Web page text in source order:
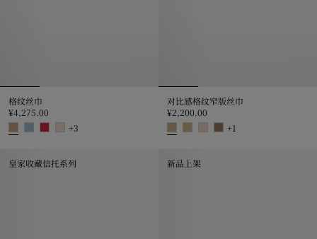
格纹丝巾
¥4,275.00
+3
对比感格纹窄版丝巾
¥2,200.00
+1
皇家收藏信托系列 新品上架